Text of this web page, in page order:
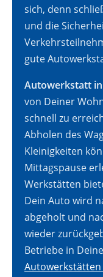
sich, denn
und die
gute
Autowerkstatt
von Deiner
schnell zu
Abholen des
Kleinigkeiten
Mittagspause
Werkstätten
Dein Auto wird
abgeholt und
wieder
Betriebe in